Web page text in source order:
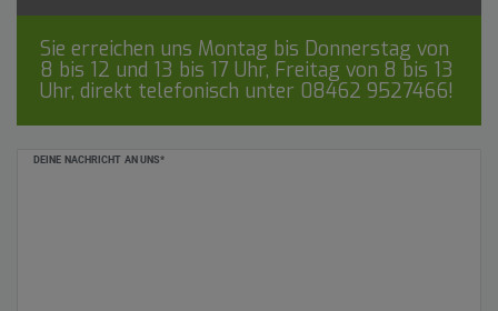
Sie erreichen uns Montag bis Donnerstag von
8 bis 12 und 13 bis 17 Uhr, Freitag von 8 bis 13
Uhr, direkt telefonisch unter 08462 9527466!
DEINE NACHRICHT AN UNS*
Ceres::Template.mailFormHoneypotLabel